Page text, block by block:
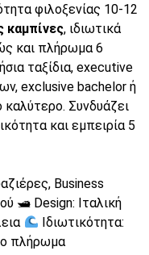
φιλοξενίας 10-12
καμπίνες, ιδιωτικά
και πλήρωμα 6
ταξίδια, executive
exclusive bachelor ή
Συνδυάζει
και εμπειρία 5
Business
🛥 Design: Ιταλική
Ιδιωτικότητα:
πλήρωμα